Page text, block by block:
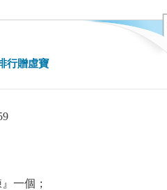
行贈虛寶
一個；